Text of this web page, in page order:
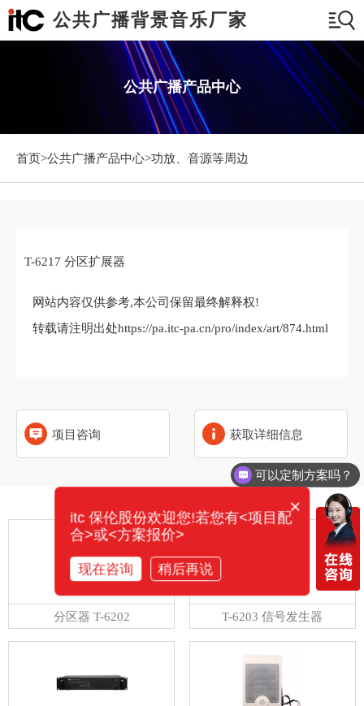
公共广播背景音乐厂家
公共广播产品中心
首页>公共广播产品中心>功放、音源等周边
T-6217 分区扩展器
网站内容仅供参考,本公司保留最终解释权!
转载请注明出处https://pa.itc-pa.cn/pro/index/art/874.html
项目咨询 获取详细信息
分区器 T-6202 T-6203 信号发生器
可以定制方案吗？
×
itc 保伦股份欢迎您!若您有<项目配
合>或<方案报价>
现在咨询 稍后再说